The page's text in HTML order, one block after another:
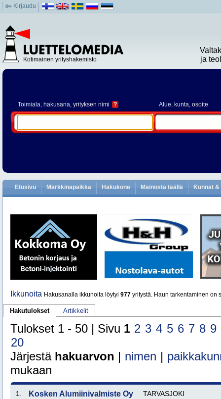
Kirjaudu
Kotimainen yrityshakemisto
ja
Toimiala, hakusana, yrityksen nimi ? Alue, kunta, osoite
Etusivu Markkinapaikka Hakukone Mainosta täällä Kunnat
Ikkunoita Hakusanalla ikkunoita löytyi 977 yritystä. Haun tarkentaminen on
Hakutulokset Artikkelit
Tulokset 1 - 50 | Sivu 1 2 3 4 5 6 7 8 9
20
Järjestä hakuarvon | nimen |
mukaan
1. Kosken Alumiinivalmiste Oy TARVASJOKI